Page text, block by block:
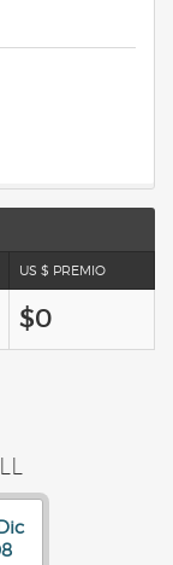
US $ PREMIO
$0